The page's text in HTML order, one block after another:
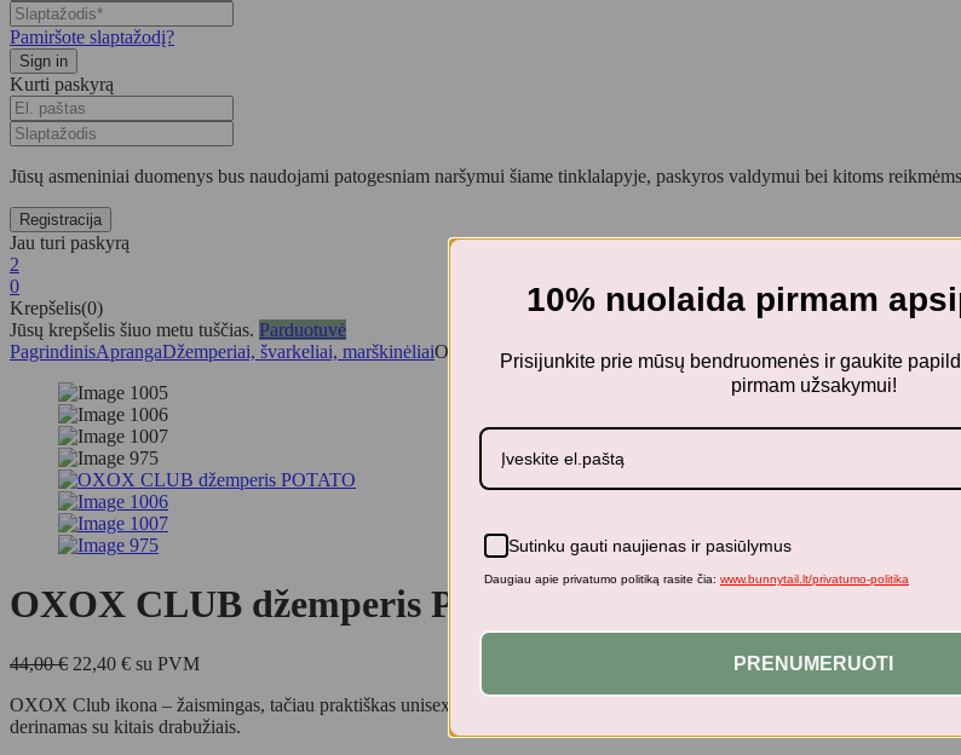
Pamiršote slaptažodį?
Kurti paskyrą
Jūsų asmeniniai duomenys bus naudojami patogesniam naršymui šiame tinklalapyje, paskyros valdymui bei kitoms
Jau turi paskyrą
2
0
Krepšelis(0)
Jūsų krepšelis šiuo metu tuščias. Parduotuvė
PagrindinisAprangaDžemperiai, švarkeliai, marškinėliaiOXOX CLUB džemperis POTATO
OXOX CLUB džemperis POTATO
44,00€ Original
was:
44,00 €.
22,40 €Current
is:
22,40 €.
su PVM
OXOX Club ikona – žaismingas, tačiau praktiškas unisex laisvalaikio džemperis su jau gerai atpažįstamu „Potato“ printu.
derinamas su kitais drabužiais.
10% nuolaida pirmam
Prisijunkite prie mūsų bendruomenės ir gaukite
pirmam užsakymui!
Sutinku gauti naujienas ir pasiūlymus
Daugiau apie privatumo politiką rasite čia: www.bunnytail.lt/privatumo-politika
PRENUMERUOTI